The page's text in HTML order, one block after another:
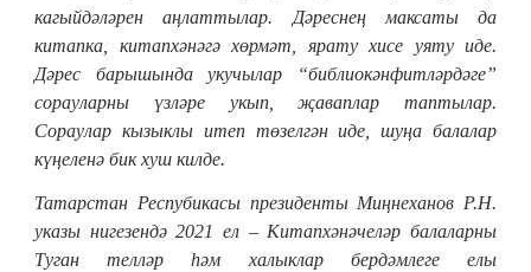
кагыйдәләрен аңлаттылар. Дәреснең максаты да
китапка, китапхәнәгә хөрмәт, ярату хисе уяту иде.
Дәрес барышында укучылар “библиокәнфитләрдәге”
сорауларны үзләре укып, җаваплар таптылар.
Сораулар кызыклы итеп төзелгән иде, шуңа балалар
күңеленә бик хуш килде.
Татарстан Респубикасы президенты Миңнеханов Р.Н.
указы нигезендә 2021 ел – Китапхәнәчеләр балаларны
Туган телләр һәм халыклар бердәмлеге елы